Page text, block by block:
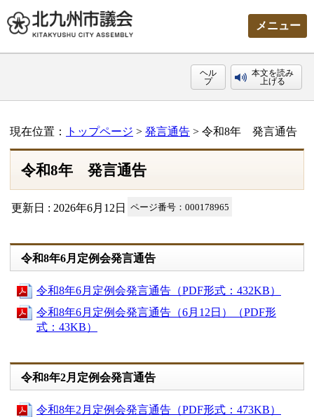
メニュー
ヘル
プ
本文を読み
上げる
現在位置： トップページ > 発言通告 > 令和8年 発言通告
令和8年 発言通告
更新日 : 2026年6月12日 ページ番号：000178965
令和8年6月定例会発言通告
令和8年6月定例会発言通告（PDF形式：432KB）
令和8年6月定例会発言通告（6月12日）（PDF形
式：43KB）
令和8年2月定例会発言通告
令和8年2月定例会発言通告（PDF形式：473KB）